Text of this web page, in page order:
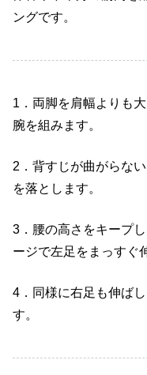
ングです。
1 ．両脚を肩幅よりも
腕を組みます。
2 ．背すじが曲がらな
を落とします。
3 ．腰の高さをキープ
ージで左足をまっすぐ
4 ．同様に右足も伸ば
す。